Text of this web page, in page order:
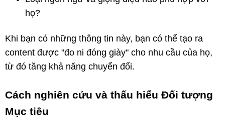
họ?
Khi bạn có những thông tin này, bạn có thể tạo ra
content được "đo ni đóng giày" cho nhu cầu của họ,
từ đó tăng khả năng chuyển đổi.
Cách nghiên cứu và thấu hiểu Đối tượng
Mục tiêu